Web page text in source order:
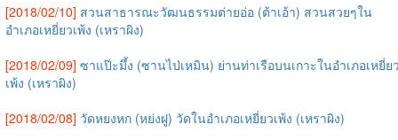
[2018/02/10] สวนสาธารณะวัฒนธรรมต่ายอ่อ (ต้าเอ้า) สวนสวยๆใน
อำเภอเหยี่ยวเพ้ง (เหราผิง)
[2018/02/09] ซาแป๊ะมึ้ง (ซานไป่เหมิน) ย่านท่าเรือบนเกาะในอำเภอเหยี่ย
เพ้ง (เหราผิง)
[2018/02/08] วัดหยงหก (หย่งฝู) วัดในอำเภอเหยี่ยวเพ้ง (เหราผิง)